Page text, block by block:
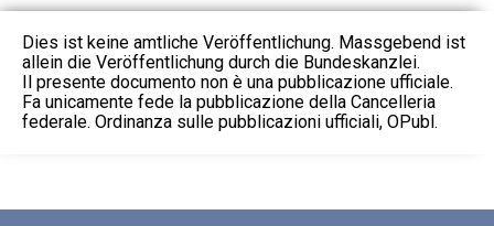
Dies ist keine amtliche Veröffentlichung. Massgebend ist
allein die Veröffentlichung durch die Bundeskanzlei.
Il presente documento non è una pubblicazione ufficiale.
Fa unicamente fede la pubblicazione della Cancelleria
federale. Ordinanza sulle pubblicazioni ufficiali, OPubl.